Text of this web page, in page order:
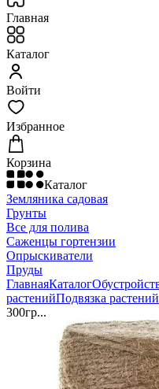
Главная
Каталог
Войти
Избранное
Корзина
Каталог
Земляника садовая
Грунты
Все для полива
Саженцы гортензии
Опрыскиватели
Пруды
ГлавнаяКаталог
растенийПодвязка растений
300гр...